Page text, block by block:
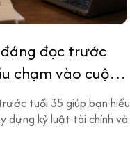
đọc trước
chạm vào cuộc
tuổi 35 giúp bạn hiểu
dựng kỷ luật tài chính và